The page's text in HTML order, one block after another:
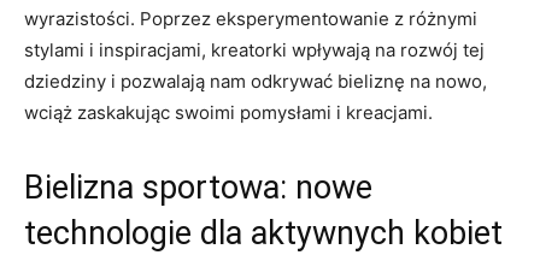
wyrazistości. Poprzez eksperymentowanie‌ z różnymi
stylami ⁤i inspiracjami,‍ kreatorki ​wpływają na rozwój tej
dziedziny i pozwalają nam odkrywać bieliznę na nowo,
wciąż zaskakując swoimi pomysłami i kreacjami.
Bielizna​ sportowa: ⁣nowe
technologie dla aktywnych kobiet